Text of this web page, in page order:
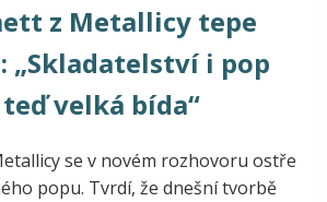
z Metallicy tepe
„Skladatelství i pop
velká bída“
se v novém rozhovoru ostře
popu. Tvrdí, že dnešní tvorbě